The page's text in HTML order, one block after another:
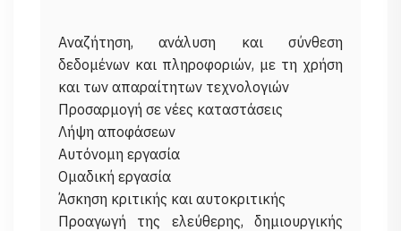
Αναζήτηση, ανάλυση και σύνθεση
δεδομένων και πληροφοριών, με τη χρήση
και των απαραίτητων τεχνολογιών
Προσαρμογή σε νέες καταστάσεις
Λήψη αποφάσεων
Αυτόνομη εργασία
Ομαδική εργασία
Άσκηση κριτικής και αυτοκριτικής
Προαγωγή της ελεύθερης, δημιουργικής